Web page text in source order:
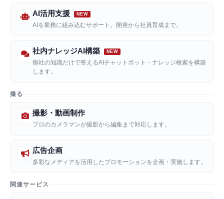
AI活用支援
AIを業務に組み込むサポート。開発から社員育成まで。
社内ナレッジAI構築
御社の知識だけで答えるAIチャットボット・ナレッジ検索を構築
します。
撮る
撮影・動画制作
プロのカメラマンが撮影から編集まで対応します。
広告企画
多彩なメディアを活用したプロモーションを企画・実施します。
関連サービス